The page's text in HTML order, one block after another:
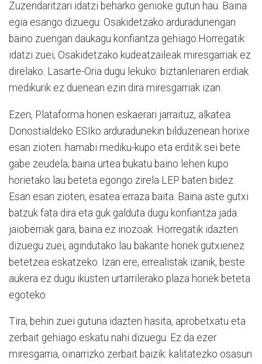
Zuzendaritzari idatzi beharko genioke gutun hau. Baina
egia esango dizuegu: Osakidetzako arduradunengan
baino zuengan daukagu konfiantza gehiago.Horregatik
idatzi zuei, Osakidetzako kudeatzaileak miresgarriak ez
direlako. Lasarte-Oria dugu lekuko: biztanleriaren erdiak
medikurik ez duenean ezin dira miresgarriak izan.
Ezen, Plataforma honen eskaerari jarraituz, alkatea
Donostialdeko ESIko arduradunekin bilduzenean horixe
esan zioten: hamabi mediku-kupo eta erditik sei bete
gabe zeudela; baina urtea bukatu baino lehen kupo
horietako lau beteta egongo zirela LEP baten bidez.
Esan esan zioten, esatea erraza baita. Baina aste gutxi
batzuk fata dira eta guk galduta dugu konfiantza jada:
jaioberriak gara, baina ez inozoak. Horregatik idazten
dizuegu zuei, agindutako lau bakante horiek gutxienez
betetzea eskatzeko. Izan ere, errealistak izanik, beste
aukera ez dugu ikusten urtarrilerako plaza horiek beteta
egoteko.
Tira, behin zuei gutuna idazten hasita, aprobetxatu eta
zerbait gehiago eskatu nahi dizuegu. Ez da ezer
miresgarria, oinarrizko zerbait baizik: kalitatezko osasun